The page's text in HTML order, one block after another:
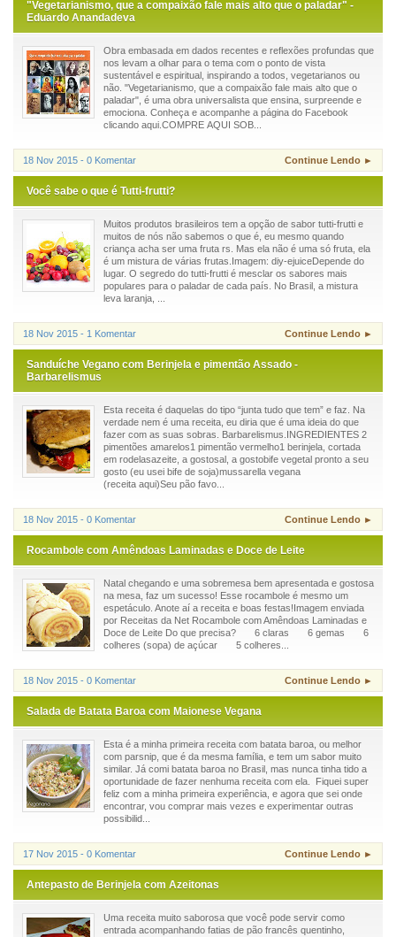
"Vegetarianismo, que a compaixão fale mais alto que o paladar" -
Eduardo Anandadeva
Obra embasada em dados recentes e reflexões profundas que
nos levam a olhar para o tema com o ponto de vista
sustentável e espiritual, inspirando a todos, vegetarianos ou
não. "Vegetarianismo, que a compaixão fale mais alto que o
paladar", é uma obra universalista que ensina, surpreende e
emociona. Conheça e acompanhe a página do Facebook
clicando aqui.COMPRE AQUI SOB...
18 Nov 2015 - 0 Komentar Continue Lendo ►
Você sabe o que é Tutti-frutti?
Muitos produtos brasileiros tem a opção de sabor tutti-frutti e
muitos de nós não sabemos o que é, eu mesmo quando
criança acha ser uma fruta rs. Mas ela não é uma só fruta, ela
é um mistura de várias frutas.Imagem: diy-ejuiceDepende do
lugar. O segredo do tutti-frutti é mesclar os sabores mais
populares para o paladar de cada país. No Brasil, a mistura
leva laranja, ...
18 Nov 2015 - 1 Komentar Continue Lendo ►
Sanduíche Vegano com Berinjela e pimentão Assado -
Barbarelismus
Esta receita é daquelas do tipo “junta tudo que tem” e faz. Na
verdade nem é uma receita, eu diria que é uma ideia do que
fazer com as suas sobras. Barbarelismus.INGREDIENTES 2
pimentões amarelos1 pimentão vermelho1 berinjela, cortada
em rodelasazeite, a gostosal, a gostobife vegetal pronto a seu
gosto (eu usei bife de soja)mussarella vegana
(receita aqui)Seu pão favo...
18 Nov 2015 - 0 Komentar Continue Lendo ►
Rocambole com Amêndoas Laminadas e Doce de Leite
Natal chegando e uma sobremesa bem apresentada e gostosa
na mesa, faz um sucesso! Esse rocambole é mesmo um
espetáculo. Anote aí a receita e boas festas!Imagem enviada
por Receitas da Net Rocambole com Amêndoas Laminadas e
Doce de Leite Do que precisa? 6 claras 6 gemas 6
colheres (sopa) de açúcar 5 colheres...
18 Nov 2015 - 0 Komentar Continue Lendo ►
Salada de Batata Baroa com Maionese Vegana
Esta é a minha primeira receita com batata baroa, ou melhor
com parsnip, que é da mesma família, e tem um sabor muito
similar. Já comi batata baroa no Brasil, mas nunca tinha tido a
oportunidade de fazer nenhuma receita com ela. Fiquei super
feliz com a minha primeira experiência, e agora que sei onde
encontrar, vou comprar mais vezes e experimentar outras
possibilid...
17 Nov 2015 - 0 Komentar Continue Lendo ►
Antepasto de Berinjela com Azeitonas
Uma receita muito saborosa que você pode servir como
entrada acompanhando fatias de pão francês quentinho,